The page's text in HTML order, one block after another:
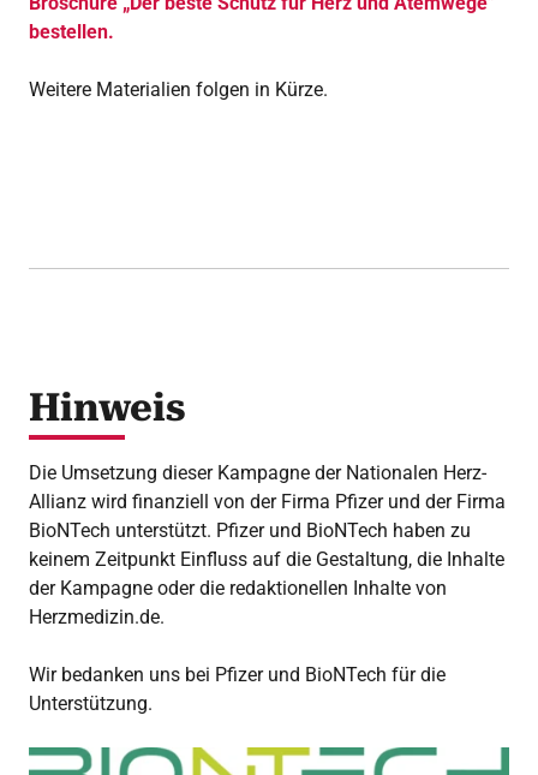
bestellen.
Weitere Materialien folgen in Kürze.
Hinweis
Die Umsetzung dieser Kampagne der Nationalen Herz-
Allianz wird finanziell von der Firma Pfizer und der Firma
BioNTech unterstützt. Pfizer und BioNTech haben zu
keinem Zeitpunkt Einfluss auf die Gestaltung, die Inhalte
der Kampagne oder die redaktionellen Inhalte von
Herzmedizin.de.
Wir bedanken uns bei Pfizer und BioNTech für die
Unterstützung.